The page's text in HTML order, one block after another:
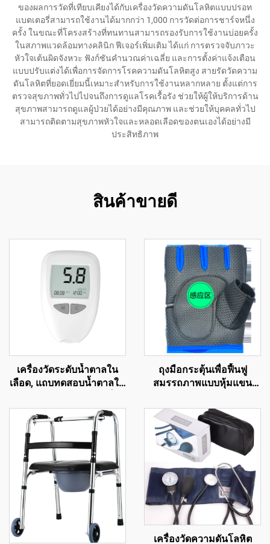
ของผลการวัดที่เทียบเคียงได้กับเครื่องวัดความดันโลหิตแบบปรอท
แบตเตอรี่สามารถใช้งานได้มากกว่า 1,000 การวัดต่อการชาร์จหนึ่ง
ครั้ง ในขณะที่โครงสร้างที่ทนทานสามารถรองรับการใช้งานบ่อยครั้ง
ในสภาพแวดล้อมทางคลินิก ฟีเจอร์เพิ่มเติม ได้แก่ การตรวจจับภาวะ
หัวใจเต้นผิดจังหวะ ฟังก์ชันคำนวณค่าเฉลี่ย และการตั้งค่าแจ้งเตือน
แบบปรับแต่งได้เพื่อการจัดการโรคความดันโลหิตสูง สายรัดวัดความ
ดันโลหิตที่ยอดเยี่ยมนี้เหมาะสำหรับการใช้งานหลากหลาย ตั้งแต่การ
ตรวจสุขภาพทั่วไปไปจนถึงการดูแลโรคเรื้อรัง ช่วยให้ผู้ให้บริการด้าน
สุขภาพสามารถดูแลผู้ป่วยได้อย่างมีคุณภาพ และช่วยให้บุคคลทั่วไป
สามารถติดตามสุขภาพหัวใจและหลอดเลือดของตนเองได้อย่างมี
ประสิทธิภาพ
สินค้าขายดี
เครื่องวัดระดับน้ำตาลใน
เลือด, แถบทดสอบน้ำตาลใน
เจาะปลายนิ้ว G058, ชุด
ตรวจโรคเบาหวาน
ถุงมือกระตุ้นเพื่อฟื้นฟู
สมรรถภาพแบบหุ้มแขน
เลือดสมองและสมองกระทบ
กระเทือน
เครื่องวัดความดันโลหิต